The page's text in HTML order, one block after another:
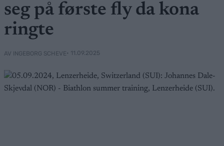
seg på første fly da kona
ringte
AV INGEBORG SCHEVE• 11.09.2025